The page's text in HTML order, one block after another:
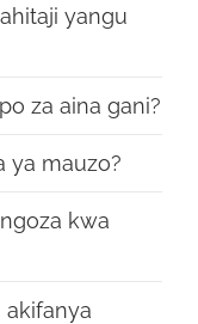
yangu
za aina gani?
ya mauzo?
kwa